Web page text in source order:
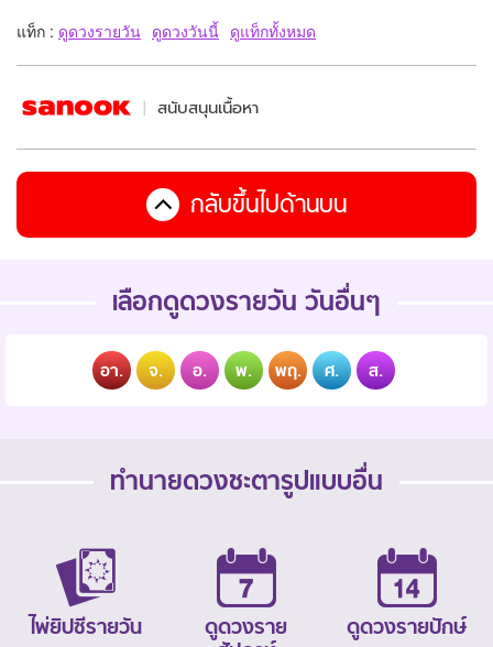
แท็ก : ดูดวงรายวัน ดูดวงวันนี้ ดูแท็กทั้งหมด
สนับสนุนเนื้อหา
กลับขึ้นไปด้านบน
เลือกดูดวงรายวัน วันอื่นๆ
อา. จ. อ. พ. พฤ. ศ. ส.
ทำนายดวงชะตารูปแบบอื่น
ไพ่ยิปซีรายวัน
ดูดวงราย
ดูดวงรายปักษ์